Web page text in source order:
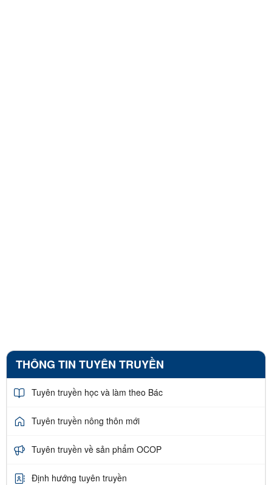
THÔNG TIN TUYÊN TRUYỀN
Tuyên truyền học và làm theo Bác
Tuyên truyền nông thôn mới
Tuyên truyền về sản phẩm OCOP
Định hướng tuyên truyền